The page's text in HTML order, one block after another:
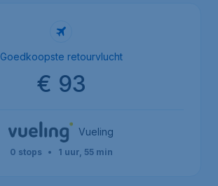
Goedkoopste retourvlucht
€ 93
Vueling
0 stops • 1 uur, 55 min